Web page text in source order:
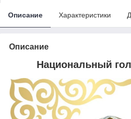
Описание Характеристики
Описание
Национальный